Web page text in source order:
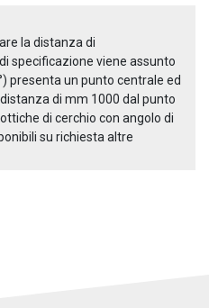
la distanza di
specificazione viene assunto
presenta un punto centrale ed
di mm 1000 dal punto
di cerchio con angolo di
su richiesta altre